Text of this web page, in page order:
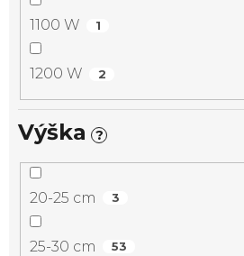
1100 W 1
1200 W 2
Výška ?
20-25 cm 3
25-30 cm 53